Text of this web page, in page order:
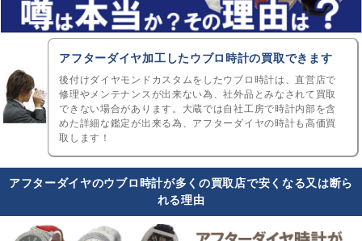
アフターダイヤ加工したウブロ時計の買取できます
後付けダイヤモンドカスタムをしたウブロ時計は、直営店で
修理やメンテナンスが出来ない為、社外品とみなされて買取
できない場合があります。大蔵では自社工房で時計内部を含
めた詳細な鑑定が出来る為、アフターダイヤの時計も高価買
取します！
アフターダイヤのウブロ時計が多くの買取店で安くなる又は断ら
れる理由